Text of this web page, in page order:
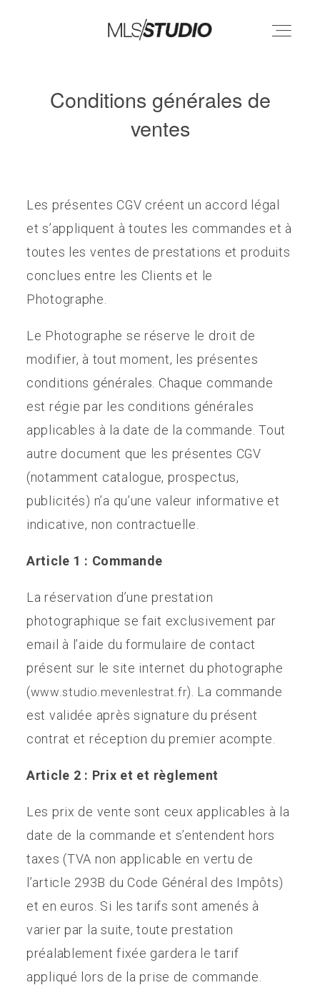
HOME
PORTFOLIO
TIRAGES PHOTOS
Conditions générales de
ventes
Les présentes CGV créent un accord légal
et s’appliquent à toutes les commandes et à
toutes les ventes de prestations et produits
conclues entre les Clients et le
Photographe.
Le Photographe se réserve le droit de
modifier, à tout moment, les présentes
conditions générales. Chaque commande
est régie par les conditions générales
applicables à la date de la commande. Tout
autre document que les présentes CGV
(notamment catalogue, prospectus,
publicités) n’a qu’une valeur informative et
indicative, non contractuelle.
Article 1 : Commande
La réservation d’une prestation
photographique se fait exclusivement par
email à l’aide du formulaire de contact
présent sur le site internet du photographe
(www.studio.mevenlestrat.fr). La commande
est validée après signature du présent
contrat et réception du premier acompte.
Article 2 : Prix et et règlement
Les prix de vente sont ceux applicables à la
date de la commande et s’entendent hors
taxes (TVA non applicable en vertu de
l’article 293B du Code Général des Impôts)
et en euros. Si les tarifs sont amenés à
varier par la suite, toute prestation
préalablement fixée gardera le tarif
appliqué lors de la prise de commande.